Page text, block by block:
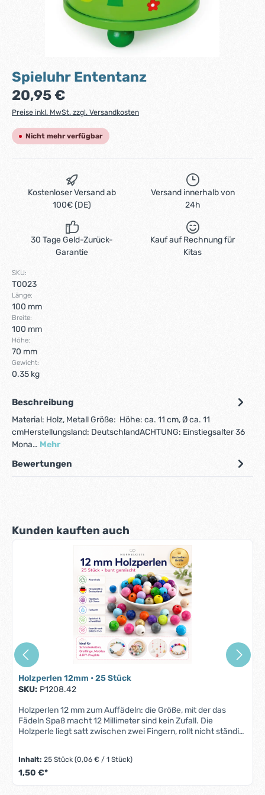
Spieluhr Ententanz
Regulärer Preis:
20,95 €
Preise inkl. MwSt. zzgl. Versandkosten
Nicht mehr verfügbar
Kostenloser Versand ab
100€ (DE)
Versand innerhalb von
24h
30 Tage Geld-Zurück-
Garantie
Kauf auf Rechnung für
Kitas
SKU:
T0023
Länge:
100 mm
Breite:
100 mm
Höhe:
70 mm
Gewicht:
0.35 kg
Beschreibung
Material: Holz, Metall Größe: Höhe: ca. 11 cm, Ø ca. 11
cmHerstellungsland: DeutschlandACHTUNG: Einstiegsalter 36
Mona… Mehr
Bewertungen
Produktgalerie überspringen
Kunden kauften auch
Holzperlen 12mm • 25 Stück
SKU: P1208.42
Holzperlen 12 mm zum Auffädeln: die Größe, mit der das
Fädeln Spaß macht 12 Millimeter sind kein Zufall. Die
Holzperle liegt satt zwischen zwei Fingern, rollt nicht ständig
der Bestseller: Erwachsene fädeln entspannt, und Kinder, die
schon mitbasteln dürfen, schaffen das Auffädeln selbst.
Genau daraus entsteht das, worum es beim Selbermachen
Inhalt:25 Stück(0,06 € / 1 Stück)
1,50 €*